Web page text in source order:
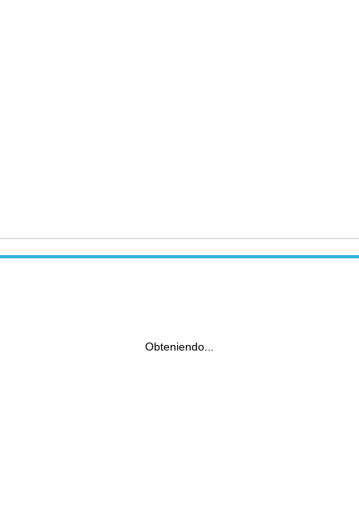
Obteniendo...